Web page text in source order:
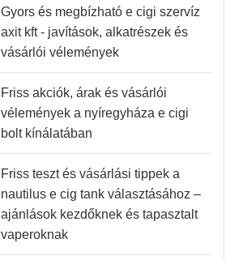
Gyors és megbízható e cigi szervíz
axit kft - javítások, alkatrészek és
vásárlói vélemények
Friss akciók, árak és vásárlói
vélemények a nyíregyháza e cigi
bolt kínálatában
Friss teszt és vásárlási tippek a
nautilus e cig tank választásához –
ajánlások kezdőknek és tapasztalt
vaperoknak